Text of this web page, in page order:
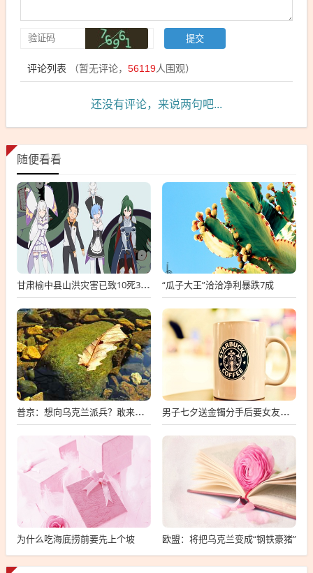
评论列表 （暂无评论， 56119人围观）
还没有评论，来说两句吧...
随便看看
甘肃榆中县山洪灾害已致10死33失联 “瓜子大王”洽洽净利暴跌7成
普京：想向乌克兰派兵？敢来就打，普京，敢派兵到乌克兰，将面临严厉反击 男子七夕送金镯分手后要女友还钱
为什么吃海底捞前要先上个坡 欧盟：将把乌克兰变成“钢铁豪猪”